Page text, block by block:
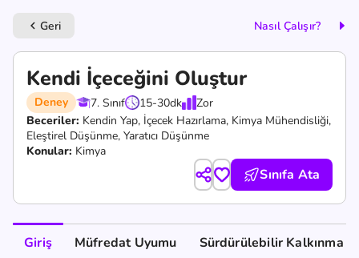
keyboard_arrow_left Geri Nasıl Çalışır?
Kendi İçeceğini Oluştur
Deney 7. Sınıf 15-30dk
Zor
Beceriler: Kendin Yap, İçecek Hazırlama, Kimya Mühendisliği,
Eleştirel Düşünme, Yaratıcı Düşünme
Konular: Kimya
Sınıfa Ata
Giriş Müfredat Uyumu Sürdürülebilir Kalkınma